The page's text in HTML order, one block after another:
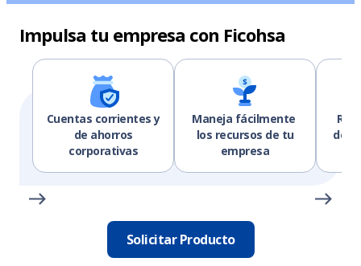
Impulsa tu empresa con Ficohsa
Cuentas corrientes y
de ahorros
corporativas
Maneja fácilmente
los recursos de tu
empresa
de
Solicitar Producto